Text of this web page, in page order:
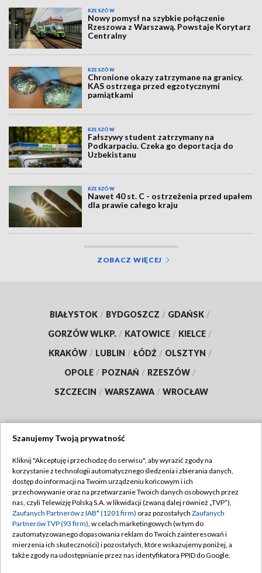
RZESZÓW
Nowy pomysł na szybkie połączenie
Rzeszowa z Warszawą. Powstaje Korytarz
Centralny
RZESZÓW
Chronione okazy zatrzymane na granicy.
KAS ostrzega przed egzotycznymi
pamiątkami
RZESZÓW
Fałszywy student zatrzymany na
Podkarpaciu. Czeka go deportacja do
Uzbekistanu
RZESZÓW
Nawet 40 st. C - ostrzeżenia przed upałem
dla prawie całego kraju
ZOBACZ WIĘCEJ
BIAŁYSTOK / BYDGOSZCZ / GDAŃSK /
GORZÓW WLKP. / KATOWICE / KIELCE /
KRAKÓW / LUBLIN / ŁÓDŹ / OLSZTYN /
OPOLE / POZNAŃ / RZESZÓW /
SZCZECIN / WARSZAWA / WROCŁAW
TVP
Abonament TVP
Emisja w TVP
Centrum informacji TVP
Naziemna Telewizja Cyfrowa
Regulamin TVP
Polityka prywatności
Moje zgody
Pomoc
Szanujemy Twoją prywatność
Kliknij "Akceptuję i przechodzę do serwisu", aby wyrazić zgody na
korzystanie z technologii automatycznego śledzenia i zbierania danych,
dostęp do informacji na Twoim urządzeniu końcowym i ich
przechowywanie oraz na przetwarzanie Twoich danych osobowych przez
nas, czyli Telewizję Polską S.A. w likwidacji (zwaną dalej również „TVP”),
Zaufanych Partnerów z IAB* (1201 firm) oraz pozostałych Zaufanych
Partnerów TVP (93 firm), w celach marketingowych (w tym do
zautomatyzowanego dopasowania reklam do Twoich zainteresowań i
mierzenia ich skuteczności) i pozostałych, które wskazujemy poniżej, a
także zgody na udostępnianie przez nas identyfikatora PPID do Google.